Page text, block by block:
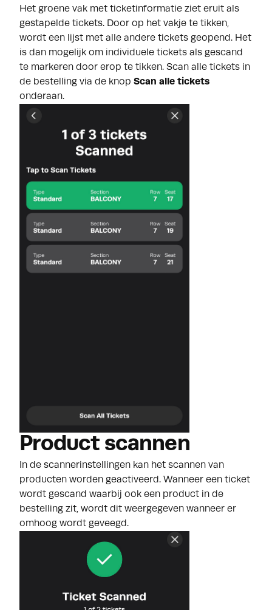
Het groene vak met ticketinformatie ziet eruit als
gestapelde tickets. Door op het vakje te tikken,
wordt een lijst met alle andere tickets geopend. Het
is dan mogelijk om individuele tickets als gescand
te markeren door erop te tikken. Scan alle tickets in
de bestelling via de knop Scan alle tickets
onderaan.
Product scannen
In de scannerinstellingen kan het scannen van
producten worden geactiveerd. Wanneer een ticket
wordt gescand waarbij ook een product in de
bestelling zit, wordt dit weergegeven wanneer er
omhoog wordt geveegd.